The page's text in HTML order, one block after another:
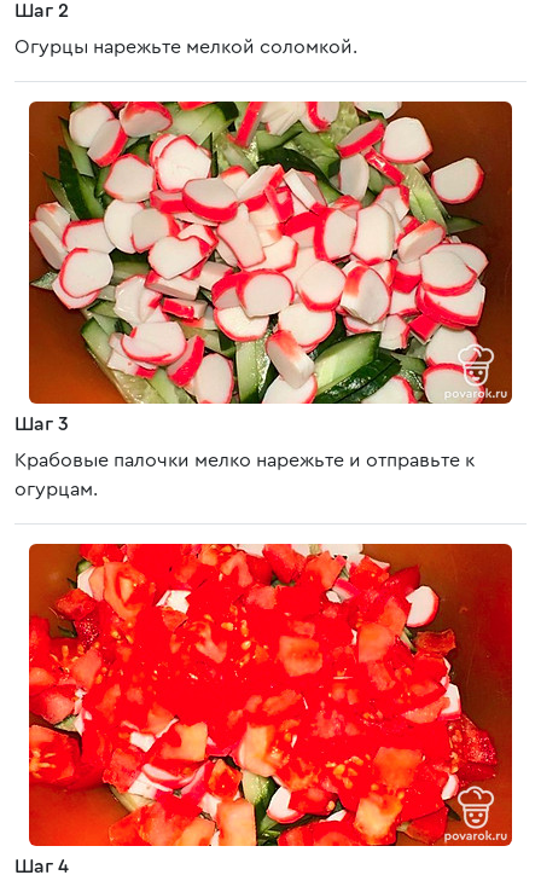
Шаг 2
Огурцы нарежьте мелкой соломкой.
Шаг 3
Крабовые палочки мелко нарежьте и отправьте к
огурцам.
Шаг 4